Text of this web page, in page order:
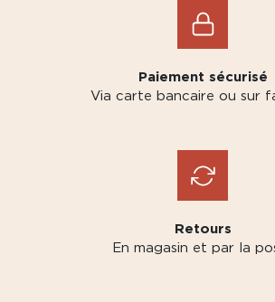
Paiement sécurisé
Via carte bancaire ou sur
Retours
En magasin et par la